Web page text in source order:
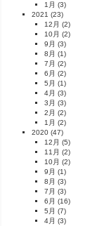
1月 (3)
2021 (23)
12月 (2)
10月 (2)
9月 (3)
8月 (1)
7月 (2)
6月 (2)
5月 (1)
4月 (3)
3月 (3)
2月 (2)
1月 (2)
2020 (47)
12月 (5)
11月 (2)
10月 (2)
9月 (1)
8月 (3)
7月 (3)
6月 (16)
5月 (7)
4月 (3)